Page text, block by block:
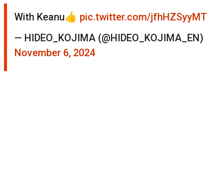
With Keanu👍 pic.twitter.com/jfhHZSyyMT
— HIDEO_KOJIMA (@HIDEO_KOJIMA_EN)
November 6, 2024